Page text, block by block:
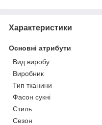
Характеристики
Основні атрибути
Вид виробу
Виробник
Тип тканини
Фасон сукні
Стиль
Сезон